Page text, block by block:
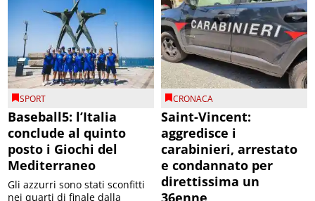
SPORT
Baseball5: l’Italia
conclude al quinto
posto i Giochi del
Mediterraneo
Gli azzurri sono stati sconfitti
nei quarti di finale dalla
CRONACA
Saint-Vincent:
aggredisce i
carabinieri, arrestato
e condannato per
direttissima un
36enne